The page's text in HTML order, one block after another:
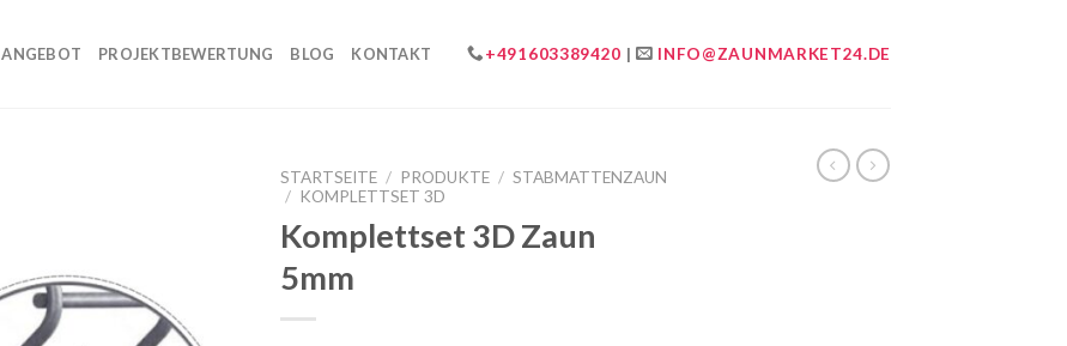
ANGEBOT PROJEKTBEWERTUNG BLOG KONTAKT +491603389420 | INFO@ZAUNMARKET24.DE
STARTSEITE / PRODUKTE / STABMATTENZAUN
/ KOMPLETTSET 3D
Komplettset 3D Zaun
5mm